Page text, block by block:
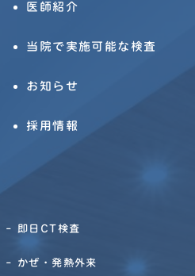
医師紹介
当院で実施可能な検査
お知らせ
採用情報
即日CT検査
かぜ・発熱外来